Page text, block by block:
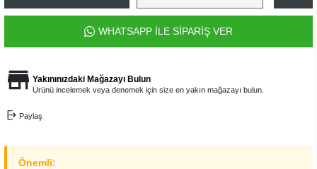
WHATSAPP İLE SİPARİŞ VER
Yakınınızdaki Mağazayı Bulun
Ürünü incelemek veya denemek için size en yakın mağazayı bulun.
Paylaş
Önemli: